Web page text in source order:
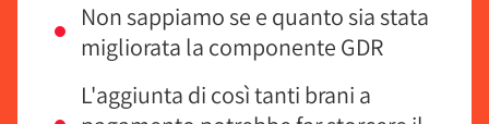
Non sappiamo se e quanto sia stata
migliorata la componente GDR
L'aggiunta di così tanti brani a